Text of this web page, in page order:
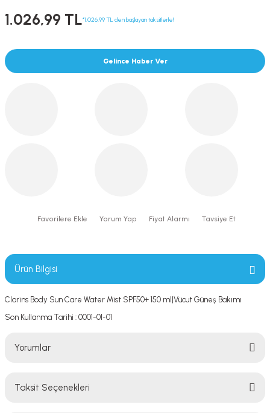
1.026,99 TL*1.026,99 TL den başlayan taksitlerle!
Gelince Haber Ver
Yorum Yap Fiyat Alarmı Tavsiye Et
Ürün Bilgisi
Clarins Body Sun Care Water Mist SPF50+ 150 ml|Vücut Güneş Bakımı
Son Kullanma Tarihi : 0001-01-01
Yorumlar
Taksit Seçenekleri